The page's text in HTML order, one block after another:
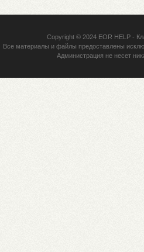
Copyright © 2024 EOR HELP-
Все материалы и файлы предоставлены
Администрация не несет